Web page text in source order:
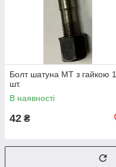
Болт шатуна МТ з гайкою 1
шт.
В наявності
42 ₴